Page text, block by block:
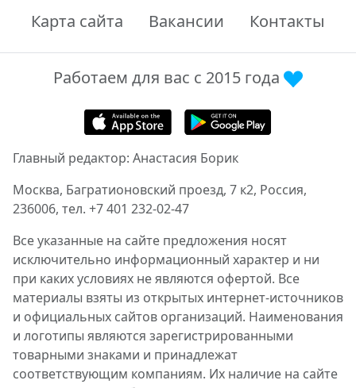
Карта сайта
Вакансии Контакты
Работаем для вас с 2015 года
Главный редактор: Анастасия Борик
Москва, Багратионовский проезд, 7 к2, Россия,
236006, тел. +7 401 232-02-47
Все указанные на сайте предложения носят
исключительно информационный характер и ни
при каких условиях не являются офертой. Все
материалы взяты из открытых интернет-источников
и официальных сайтов организаций. Наименования
и логотипы являются зарегистрированными
товарными знаками и принадлежат
соответствующим компаниям. Их наличие на сайте